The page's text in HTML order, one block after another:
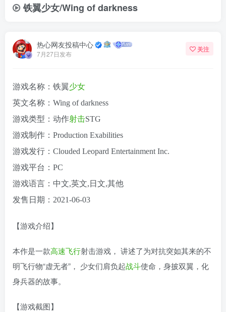
铁翼少女/Wing of darkness
热心网友投稿中心
7月27日发布
关注
游戏名称：铁翼少女
英文名称：Wing of darkness
游戏类型：动作射击STG
游戏制作：Production Exabilities
游戏发行：Clouded Leopard Entertainment Inc.
游戏平台：PC
游戏语言：中文,英文,日文,其他
发售日期：2021-06-03
【游戏介绍】
本作是一款高速飞行射击游戏， 讲述了为对抗突如其来的不
明飞行物“虚无者”， 少女们肩负起战斗使命，身披双翼，化
身兵器的故事。
【游戏截图】